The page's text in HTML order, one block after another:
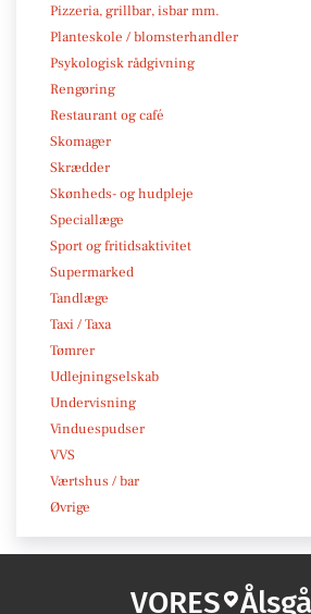
Pizzeria, grillbar, isbar mm.
Planteskole / blomsterhandler
Psykologisk rådgivning
Rengøring
Restaurant og café
Skomager
Skrædder
Skønheds- og hudpleje
Speciallæge
Sport og fritidsaktivitet
Supermarked
Tandlæge
Taxi / Taxa
Tømrer
Udlejningselskab
Undervisning
Vinduespudser
VVS
Værtshus / bar
Øvrige
VORES